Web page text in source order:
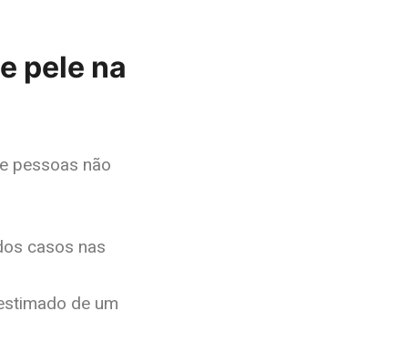
pele na
pessoas não
casos nas
de um